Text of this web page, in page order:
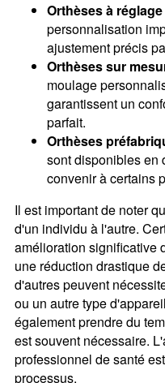
Orthèses à réglage
personnalisation
ajustement précis
Orthèses sur
moulage
garantissent un
parfait.
Orthèses
sont disponibles en
convenir à certains
Il est important de noter
d'un individu à l'autre.
amélioration significative
une réduction drastique
d'autres peuvent
ou un autre type
également prendre du
est souvent nécessaire.
professionnel de santé
processus.